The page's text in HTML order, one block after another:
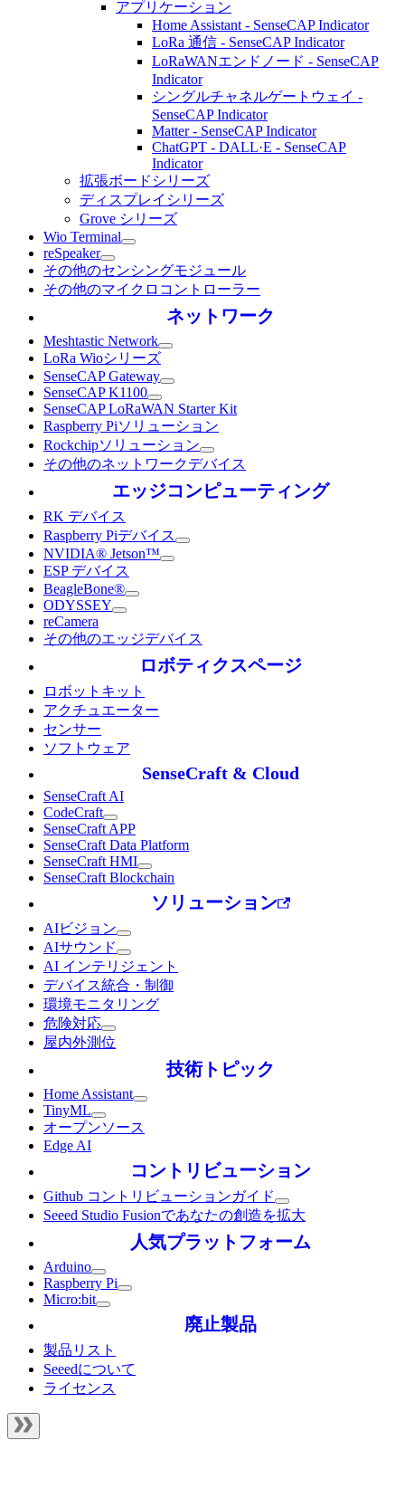
アプリケーション
Home Assistant - SenseCAP Indicator
LoRa 通信 - SenseCAP Indicator
LoRaWANエンドノード - SenseCAP
Indicator
シングルチャネルゲートウェイ -
SenseCAP Indicator
Matter - SenseCAP Indicator
ChatGPT - DALL·E - SenseCAP
Indicator
拡張ボードシリーズ
ディスプレイシリーズ
Grove シリーズ
Wio Terminal
reSpeaker
その他のセンシングモジュール
その他のマイクロコントローラー
ネットワーク
Meshtastic Network
LoRa Wioシリーズ
SenseCAP Gateway
SenseCAP K1100
SenseCAP LoRaWAN Starter Kit
Raspberry Piソリューション
Rockchipソリューション
その他のネットワークデバイス
エッジコンピューティング
RK デバイス
Raspberry Piデバイス
NVIDIA® Jetson™
ESP デバイス
BeagleBone®
ODYSSEY
reCamera
その他のエッジデバイス
ロボティクスページ
ロボットキット
アクチュエーター
センサー
ソフトウェア
SenseCraft & Cloud
SenseCraft AI
CodeCraft
SenseCraft APP
SenseCraft Data Platform
SenseCraft HMI
SenseCraft Blockchain
ソリューション
AIビジョン
AIサウンド
AI インテリジェント
デバイス統合・制御
環境モニタリング
危険対応
屋内外測位
技術トピック
Home Assistant
TinyML
オープンソース
Edge AI
コントリビューション
Github コントリビューションガイド
Seeed Studio Fusionであなたの創造を拡大
人気プラットフォーム
Arduino
Raspberry Pi
Micro:bit
廃止製品
製品リスト
Seeedについて
ライセンス